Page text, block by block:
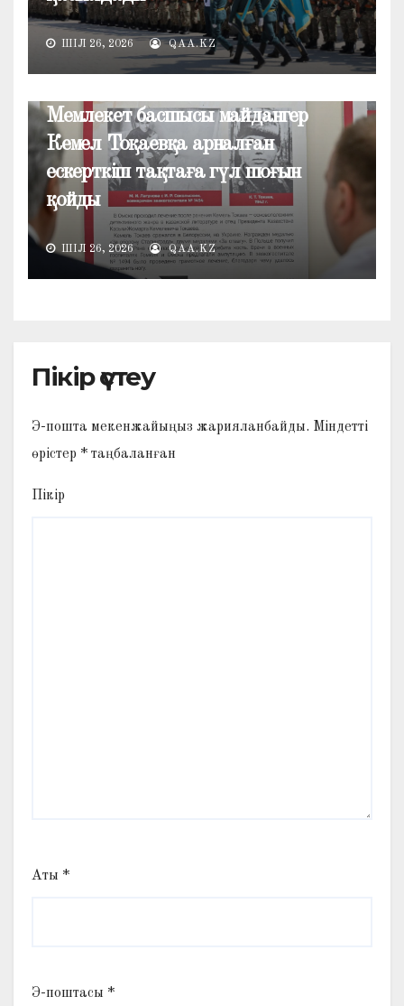
ШІЛ 26, 2026 QAA.KZ
Мемлекет басшысы майдангер
Кемел Тоқаевқа арналған
ескерткіш тақтаға гүл шоғын
қойды
ШІЛ 26, 2026 QAA.KZ
Пікір үстеу
Э-пошта мекенжайыңыз жарияланбайды. Міндетті
өрістер * таңбаланған
Пікір
Аты *
Э-поштасы *